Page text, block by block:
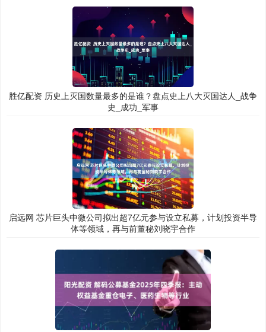
胜亿配资 历史上灭国数量最多的是谁？盘点史上八大灭国达人_战争
史_成功_军事
启远网 芯片巨头中微公司拟出超7亿元参与设立私募，计划投资半导
体等领域，再与前董秘刘晓宇合作